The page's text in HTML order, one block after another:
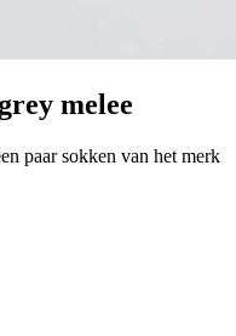
melee
paar sokken van het merk